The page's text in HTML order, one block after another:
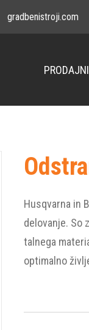
gradbenistroji.com
Husqvarna in
delovanje. So
talnega
optimalno